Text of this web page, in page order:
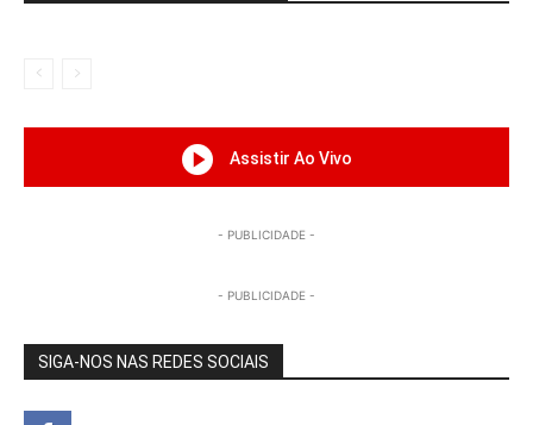
Assistir Ao Vivo
- PUBLICIDADE -
- PUBLICIDADE -
SIGA-NOS NAS REDES SOCIAIS